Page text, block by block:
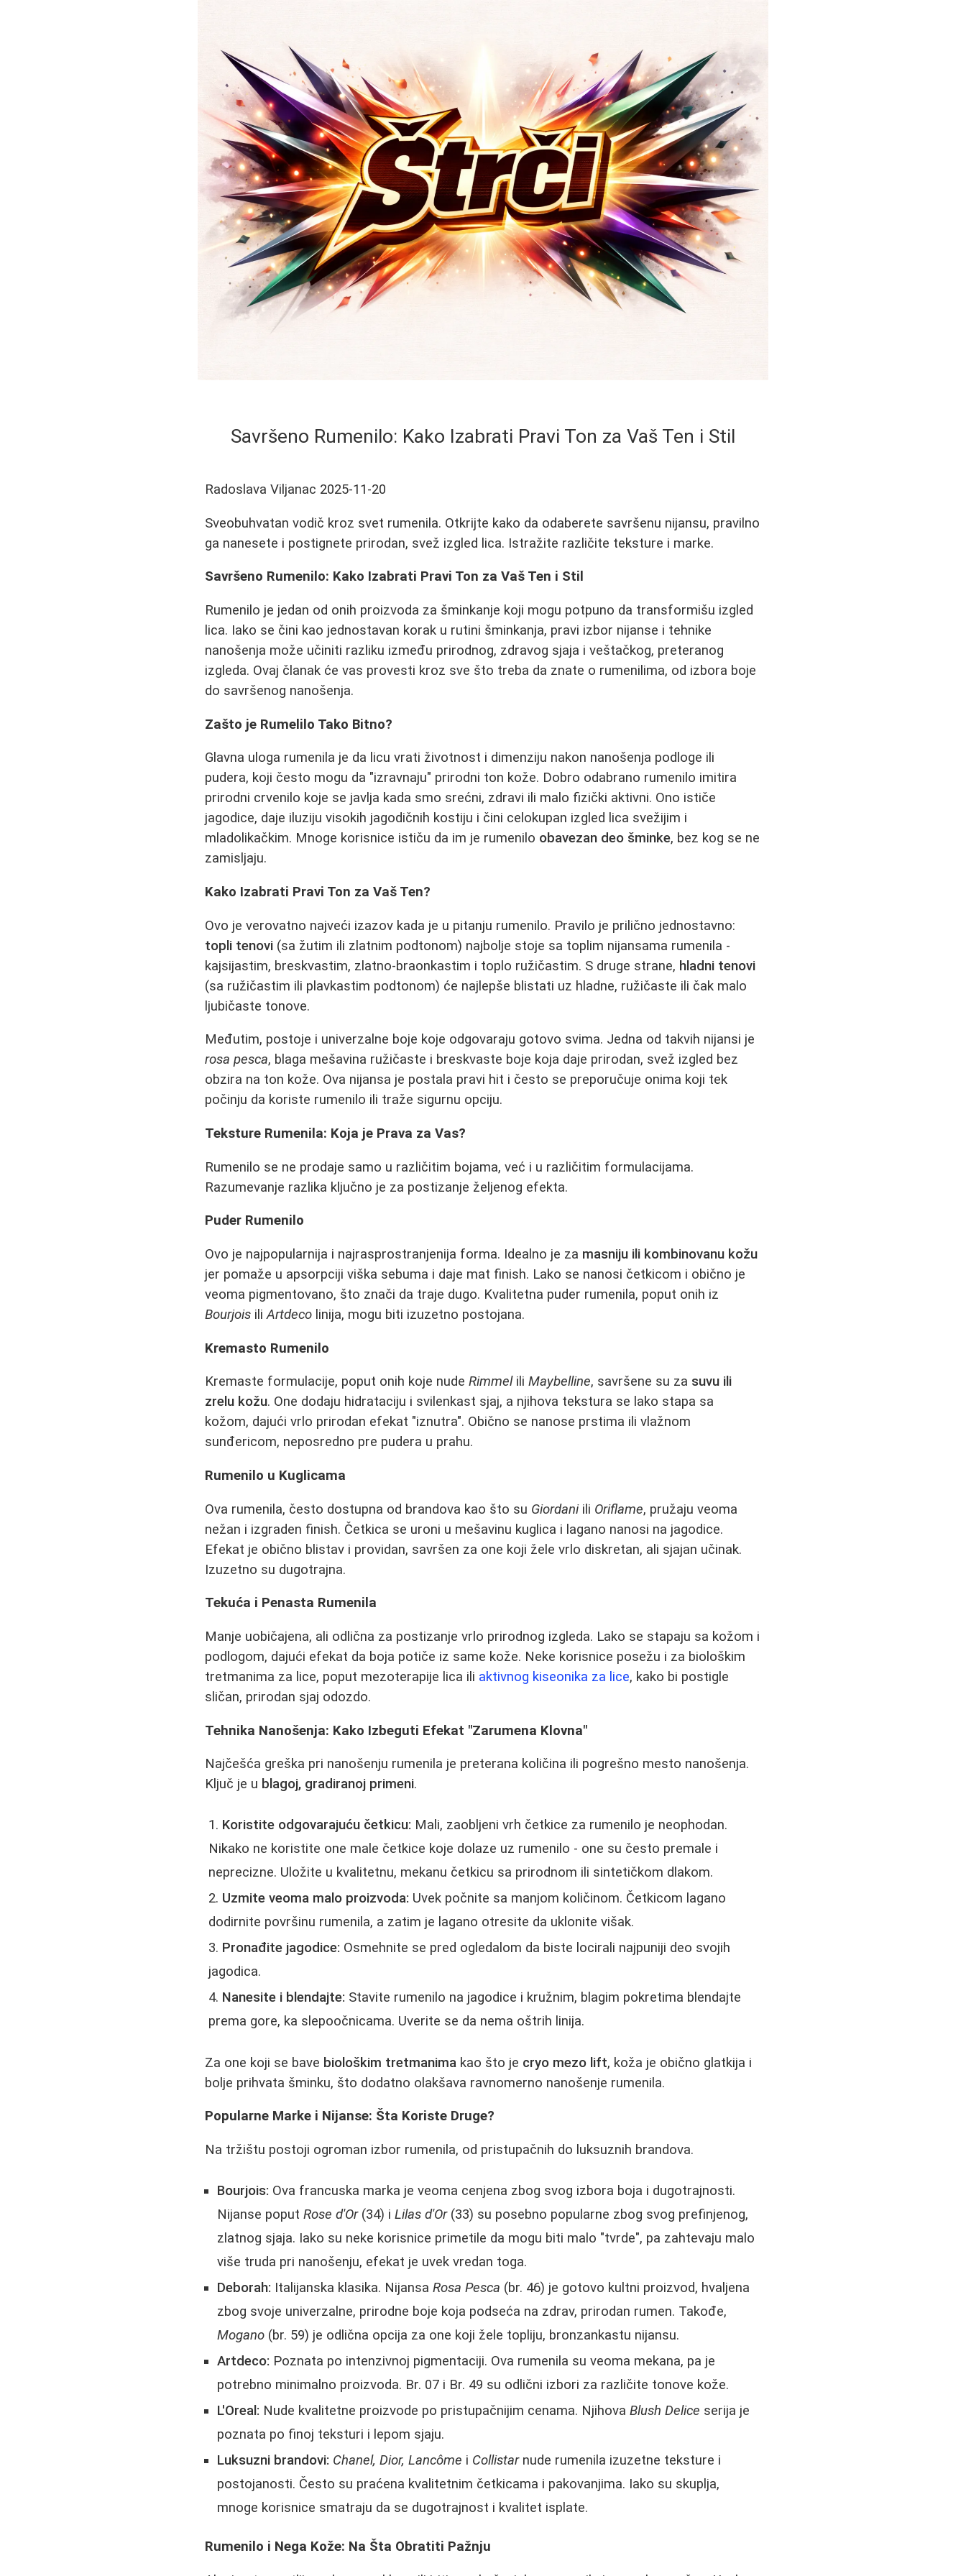
Savršeno Rumenilo: Kako Izabrati Pravi Ton za Vaš Ten i Stil
Radoslava Viljanac 2025-11-20
Sveobuhvatan vodič kroz svet rumenila. Otkrijte kako da odaberete savršenu nijansu, pravilno
ga nanesete i postignete prirodan, svež izgled lica. Istražite različite teksture i marke.
Savršeno Rumenilo: Kako Izabrati Pravi Ton za Vaš Ten i Stil
Rumenilo je jedan od onih proizvoda za šminkanje koji mogu potpuno da transformišu izgled
lica. Iako se čini kao jednostavan korak u rutini šminkanja, pravi izbor nijanse i tehnike
nanošenja može učiniti razliku između prirodnog, zdravog sjaja i veštačkog, preteranog
izgleda. Ovaj članak će vas provesti kroz sve što treba da znate o rumenilima, od izbora boje
do savršenog nanošenja.
Zašto je Rumelilo Tako Bitno?
Glavna uloga rumenila je da licu vrati životnost i dimenziju nakon nanošenja podloge ili
pudera, koji često mogu da "izravnaju" prirodni ton kože. Dobro odabrano rumenilo imitira
prirodni crvenilo koje se javlja kada smo srećni, zdravi ili malo fizički aktivni. Ono ističe
jagodice, daje iluziju visokih jagodičnih kostiju i čini celokupan izgled lica svežijim i
mladolikačkim. Mnoge korisnice ističu da im je rumenilo obavezan deo šminke, bez kog se ne
zamisljaju.
Kako Izabrati Pravi Ton za Vaš Ten?
Ovo je verovatno najveći izazov kada je u pitanju rumenilo. Pravilo je prilično jednostavno:
topli tenovi (sa žutim ili zlatnim podtonom) najbolje stoje sa toplim nijansama rumenila -
kajsijastim, breskvastim, zlatno-braonkastim i toplo ružičastim. S druge strane, hladni tenovi
(sa ružičastim ili plavkastim podtonom) će najlepše blistati uz hladne, ružičaste ili čak malo
ljubičaste tonove.
Međutim, postoje i univerzalne boje koje odgovaraju gotovo svima. Jedna od takvih nijansi je
rosa pesca, blaga mešavina ružičaste i breskvaste boje koja daje prirodan, svež izgled bez
obzira na ton kože. Ova nijansa je postala pravi hit i često se preporučuje onima koji tek
počinju da koriste rumenilo ili traže sigurnu opciju.
Teksture Rumenila: Koja je Prava za Vas?
Rumenilo se ne prodaje samo u različitim bojama, već i u različitim formulacijama.
Razumevanje razlika ključno je za postizanje željenog efekta.
Puder Rumenilo
Ovo je najpopularnija i najrasprostranjenija forma. Idealno je za masniju ili kombinovanu kožu
jer pomaže u apsorpciji viška sebuma i daje mat finish. Lako se nanosi četkicom i obično je
veoma pigmentovano, što znači da traje dugo. Kvalitetna puder rumenila, poput onih iz
Bourjois iliArtdeco linija, mogu biti izuzetno postojana.
Kremasto Rumenilo
Kremaste formulacije, poput onih koje nudeRimmeliliMaybelline, savršene su za suvu ili
zrelu kožu. One dodaju hidrataciju i svilenkast sjaj, a njihova tekstura se lako stapa sa
kožom, dajući vrlo prirodan efekat "iznutra". Obično se nanose prstima ili vlažnom
sunđericom, neposredno pre pudera u prahu.
Rumenilo u Kuglicama
Ova rumenila, često dostupna od brandova kao što su Giordaniili Oriflame, pružaju veoma
nežan i izgraden finish. Četkica se uroni u mešavinu kuglica i lagano nanosi na jagodice.
Efekat je obično blistav i providan, savršen za one koji žele vrlo diskretan, ali sjajan učinak.
Izuzetno su dugotrajna.
Tekuća i Penasta Rumenila
Manje uobičajena, ali odlična za postizanje vrlo prirodnog izgleda. Lako se stapaju sa kožom i
podlogom, dajući efekat da boja potiče iz same kože. Neke korisnice posežu i za biološkim
tretmanima za lice, poput mezoterapije lica ili aktivnog kiseonika za lice, kako bi postigle
sličan, prirodan sjaj odozdo.
Tehnika Nanošenja: Kako Izbeguti Efekat "Zarumena Klovna"
Najčešća greška pri nanošenju rumenila je preterana količina ili pogrešno mesto nanošenja.
Ključ je u blagoj, gradiranoj primeni.
Koristite odgovarajuću četkicu: Mali, zaobljeni vrh četkice za rumenilo je neophodan.
Nikako ne koristite one male četkice koje dolaze uz rumenilo - one su često premale i
neprecizne. Uložite u kvalitetnu, mekanu četkicu sa prirodnom ili sintetičkom dlakom.
Uzmite veoma malo proizvoda: Uvek počnite sa manjom količinom. Četkicom lagano
dodirnite površinu rumenila, a zatim je lagano otresite da uklonite višak.
Pronađite jagodice: Osmehnite se pred ogledalom da biste locirali najpuniji deo svojih
jagodica.
Nanesite i blendajte: Stavite rumenilo na jagodice i kružnim, blagim pokretima blendajte
prema gore, ka slepoočnicama. Uverite se da nema oštrih linija.
Za one koji se bave biološkim tretmanima kao što je cryo mezo lift, koža je obično glatkija i
bolje prihvata šminku, što dodatno olakšava ravnomerno nanošenje rumenila.
Popularne Marke i Nijanse: Šta Koriste Druge?
Na tržištu postoji ogroman izbor rumenila, od pristupačnih do luksuznih brandova.
Bourjois: Ova francuska marka je veoma cenjena zbog svog izbora boja i dugotrajnosti.
Nijanse poputRose d'Or(34) iLilas d'Or(33) su posebno popularne zbog svog prefinjenog,
zlatnog sjaja. Iako su neke korisnice primetile da mogu biti malo "tvrde", pa zahtevaju malo
više truda pri nanošenju, efekat je uvek vredan toga.
Deborah: Italijanska klasika. NijansaRosa Pesca (br. 46) je gotovo kultni proizvod, hvaljena
zbog svoje univerzalne, prirodne boje koja podseća na zdrav, prirodan rumen. Takođe,
Mogano (br. 59) je odlična opcija za one koji žele topliju, bronzankastu nijansu.
Artdeco: Poznata po intenzivnoj pigmentaciji. Ova rumenila su veoma mekana, pa je
potrebno minimalno proizvoda. Br. 07 i Br. 49 su odlični izbori za različite tonove kože.
L'Oreal: Nude kvalitetne proizvode po pristupačnijim cenama. NjihovaBlush Delice serija je
poznata po finoj teksturi i lepom sjaju.
Luksuzni brandovi: Chanel, Dior, Lancôme i Collistarnude rumenila izuzetne teksture i
postojanosti. Često su praćena kvalitetnim četkicama i pakovanjima. Iako su skuplja,
mnoge korisnice smatraju da se dugotrajnost i kvalitet isplate.
Rumenilo i Nega Kože: Na Šta Obratiti Pažnju